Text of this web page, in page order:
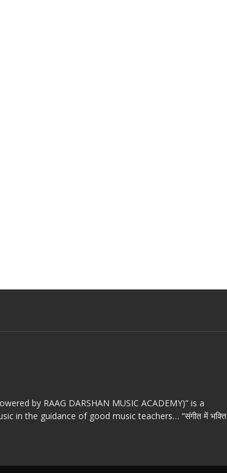
by RAAG DARSHAN MUSIC ACADEMY)” is a
in the guidance of good music teachers… “संगीत में भक्ति